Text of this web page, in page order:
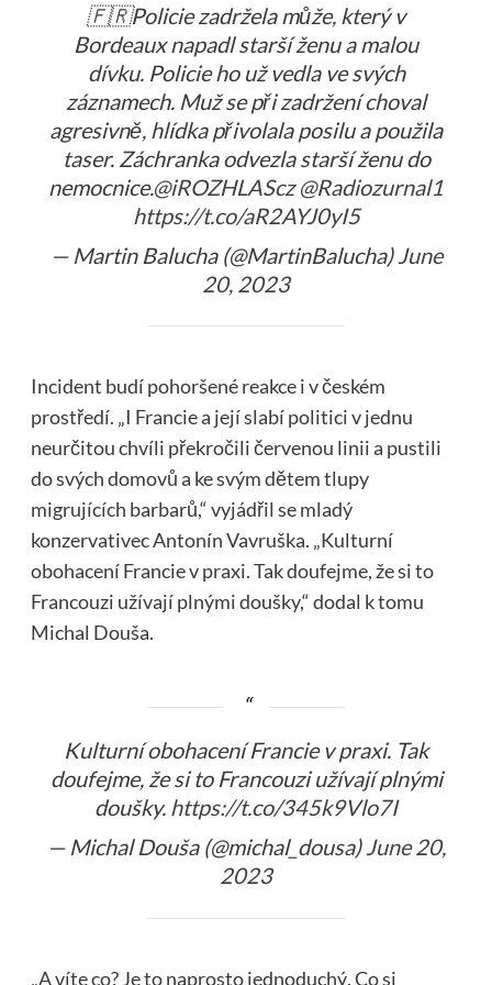
🇫🇷Policie zadržela může, který v
Bordeaux napadl starší ženu a malou
dívku. Policie ho už vedla ve svých
záznamech. Muž se při zadržení choval
agresivně, hlídka přivolala posilu a použila
taser. Záchranka odvezla starší ženu do
nemocnice.@iROZHLAScz @Radiozurnal1
https://t.co/aR2AYJ0yI5
— Martin Balucha (@MartinBalucha)June
20, 2023
Incident budí pohoršené reakce i v českém
prostředí. „I Francie a její slabí politici v jednu
neurčitou chvíli překročili červenou linii a pustili
do svých domovů a ke svým dětem tlupy
migrujících barbarů,“ vyjádřil se mladý
konzervativec Antonín Vavruška. „Kulturní
obohacení Francie v praxi. Tak doufejme, že si to
Francouzi užívají plnými doušky,“ dodal k tomu
Michal Douša.
Kulturní obohacení Francie v praxi. Tak
doufejme, že si to Francouzi užívají plnými
doušky. https://t.co/345k9Vlo7I
— Michal Douša (@michal_dousa)June 20,
2023
„A víte co? Je to naprosto jednoduchý. Co si